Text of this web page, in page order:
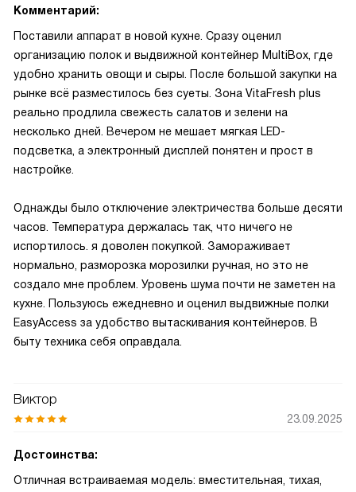
Комментарий:
Поставили аппарат в новой кухне. Сразу оценил
организацию полок и выдвижной контейнер MultiBox, где
удобно хранить овощи и сыры. После большой закупки на
рынке всё разместилось без суеты. Зона VitaFresh plus
реально продлила свежесть салатов и зелени на
несколько дней. Вечером не мешает мягкая LED-
подсветка, а электронный дисплей понятен и прост в
настройке.
Однажды было отключение электричества больше десяти
часов. Температура держалась так, что ничего не
испортилось. я доволен покупкой. Замораживает
нормально, разморозка морозилки ручная, но это не
создало мне проблем. Уровень шума почти не заметен на
кухне. Пользуюсь ежедневно и оценил выдвижные полки
EasyAccess за удобство вытаскивания контейнеров. В
быту техника себя оправдала.
Виктор
23.09.2025
Достоинства:
Отличная встраиваемая модель: вместительная, тихая,